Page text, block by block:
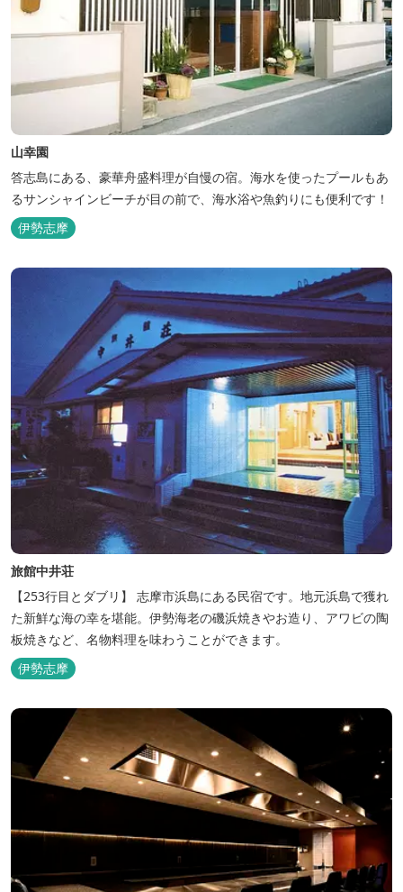
山幸園
答志島にある、豪華舟盛料理が自慢の宿。海水を使ったプールもあ
るサンシャインビーチが目の前で、海水浴や魚釣りにも便利です！
伊勢志摩
旅館中井荘
【253行目とダブリ】 志摩市浜島にある民宿です。地元浜島で獲れ
た新鮮な海の幸を堪能。伊勢海老の磯浜焼きやお造り、アワビの陶
板焼きなど、名物料理を味わうことができます。
伊勢志摩